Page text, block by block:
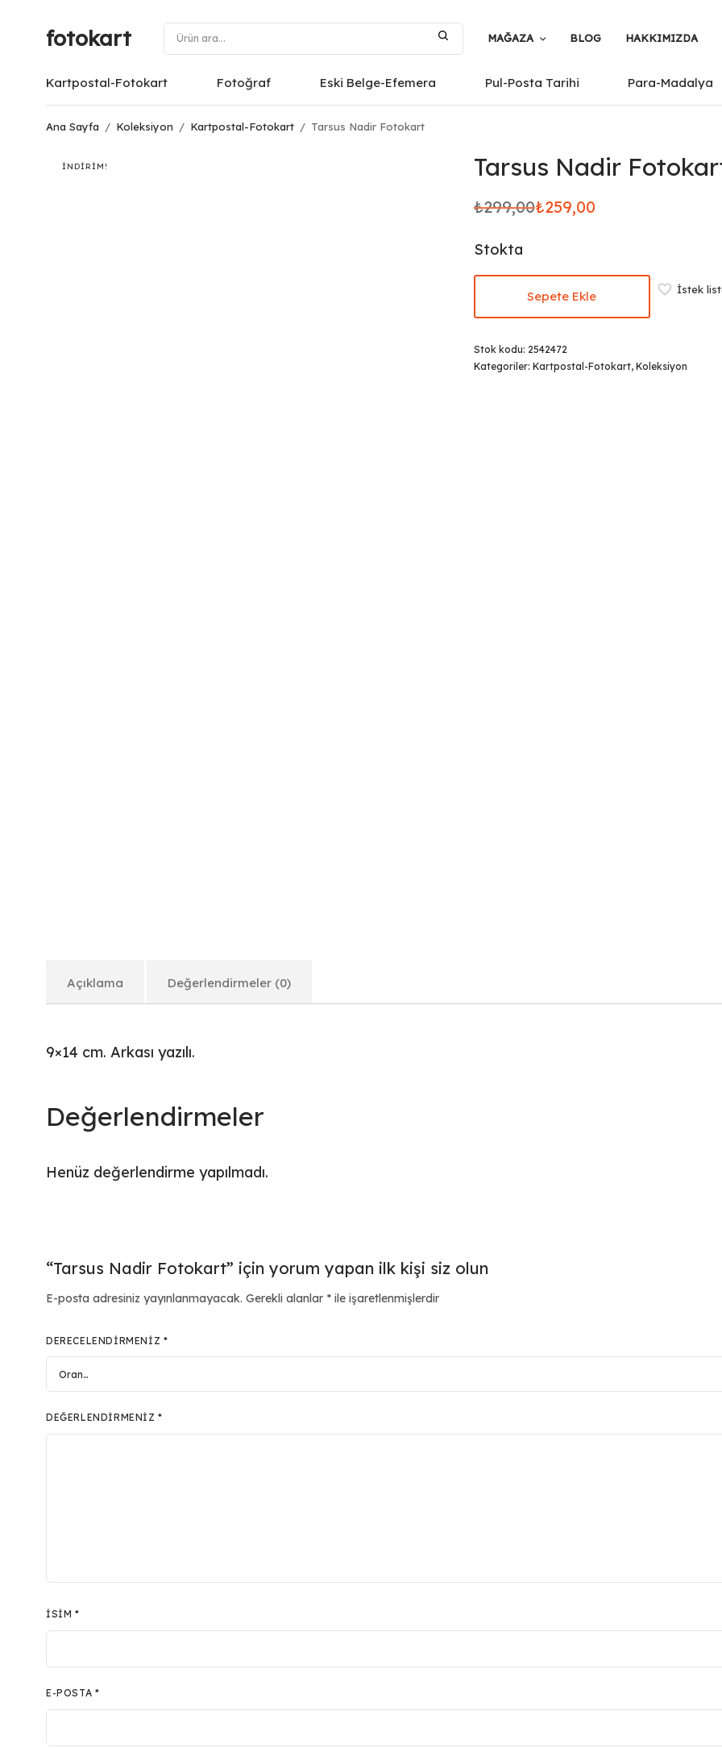
fotokart MAĞAZA BLOG HAKKIMIZDA
Kartpostal-Fotokart Fotoğraf Eski Belge-Efemera Pul-Posta Tarihi Para-Madalya
Ana Sayfa / Koleksiyon / Kartpostal-Fotokart / Tarsus Nadir Fotokart
İNDIRIM! Tarsus Nadir
₺299,00
Orijinal
₺299,00.
₺259,00
Şu
fiyat:
₺259,00.
Stokta
Sepete Ekle İstek
Stok kodu: 2542472
Kategoriler: Kartpostal-Fotokart, Koleksiyon
Açıklama Değerlendirmeler (0)
9×14 cm. Arkası yazılı.
Değerlendirmeler
Henüz değerlendirme yapılmadı.
“Tarsus Nadir Fotokart” için yorum yapan ilk kişi siz olun
E-posta adresiniz yayınlanmayacak. Gerekli alanlar * ile işaretlenmişlerdir
DERECELENDIRMENIZ *
DEĞERLENDIRMENIZ*
İSIM*
E-POSTA *